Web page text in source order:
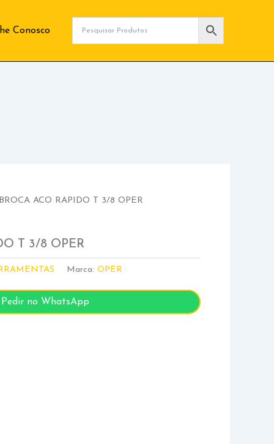
Conosco
ACO RAPIDO T 3/8 OPER
T 3/8 OPER
Marca:OPER
Pedir no WhatsApp